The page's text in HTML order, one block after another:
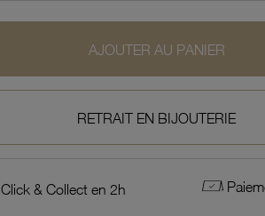
AJOUTER AU PANIER
RETRAIT EN BIJOUTERIE
Click & Collect en 2h